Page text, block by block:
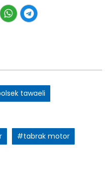
tawaeli
#tabrak motor